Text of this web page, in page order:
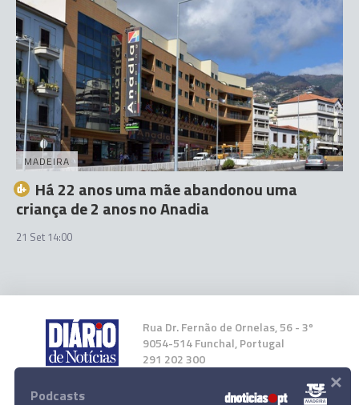
MADEIRA
Há 22 anos uma mãe abandonou uma
criança de 2 anos no Anadia
21 Set 14:00
Rua Dr. Fernão de Ornelas, 56 - 3º
9054-514 Funchal, Portugal
291 202 300
Instale a nossa App
Podcasts ×